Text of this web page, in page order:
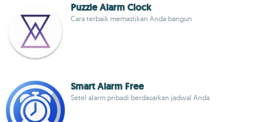
Puzzle Alarm Clock
Cara terbaik memastikan Anda bangun
Smart Alarm Free
Setel alarm pribadi berdasarkan jadwal Anda